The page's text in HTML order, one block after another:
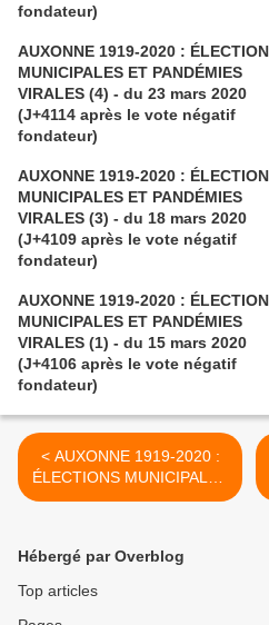
fondateur)
AUXONNE 1919-2020 :
MUNICIPALES ET PANDÉMIES
VIRALES (4) - du 23 mars 2020
(J+4114 après le vote négatif
fondateur)
AUXONNE 1919-2020 :
MUNICIPALES ET PANDÉMIES
VIRALES (3) - du 18 mars 2020
(J+4109 après le vote négatif
fondateur)
AUXONNE 1919-2020 :
MUNICIPALES ET PANDÉMIES
VIRALES (1) - du 15 mars 2020
(J+4106 après le vote négatif
fondateur)
< AUXONNE 1919-2020 :
ÉLECTIONS MUNICIPALES
ET PANDÉMIES VIRALES
négatif fondateur)
Hébergé par Overblog
Top articles